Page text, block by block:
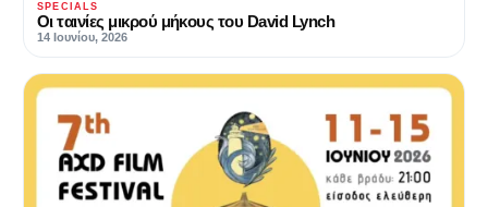
SPECIALS
Οι ταινίες μικρού μήκους του David Lynch
14 Ιουνίου, 2026